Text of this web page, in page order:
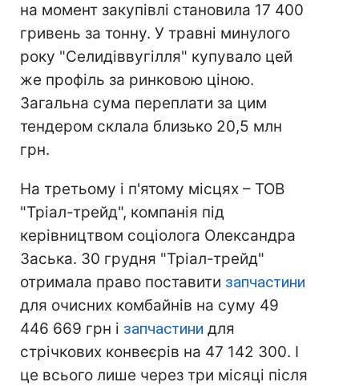
на момент закупівлі становила 17 400
гривень за тонну. У травні минулого
року "Селидіввугілля" купувало цей
же профіль за ринковою ціною.
Загальна сума переплати за цим
тендером склала близько 20,5 млн
грн.
На третьому і п'ятому місцях – ТОВ
"Тріал-трейд", компанія під
керівництвом соціолога Олександра
Заська. 30 грудня "Тріал-трейд"
отримала право поставити запчастини
для очисних комбайнів на суму 49
446 669 грн і запчастини для
стрічкових конвеєрів на 47 142 300. І
це всього лише через три місяці після